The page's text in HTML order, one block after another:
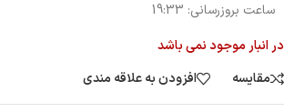
ساعت بروزرسانی: 19:33
در انبار موجود نمی باشد
مقایسه
افزودن به علاقه مندی